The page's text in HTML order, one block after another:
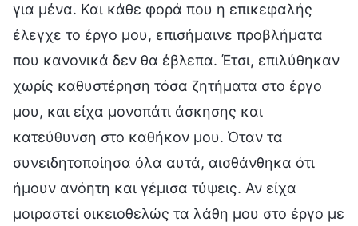
για μένα. Και κάθε φορά που η επικεφαλής
έλεγχε το έργο μου, επισήμαινε προβλήματα
που κανονικά δεν θα έβλεπα. Έτσι, επιλύθηκαν
χωρίς καθυστέρηση τόσα ζητήματα στο έργο
μου, και είχα μονοπάτι άσκησης και
κατεύθυνση στο καθήκον μου. Όταν τα
συνειδητοποίησα όλα αυτά, αισθάνθηκα ότι
ήμουν ανόητη και γέμισα τύψεις. Αν είχα
μοιραστεί οικειοθελώς τα λάθη μου στο έργο με